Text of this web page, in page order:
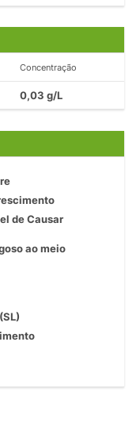
Concentração
0,03 g/L
de Causar
ao meio